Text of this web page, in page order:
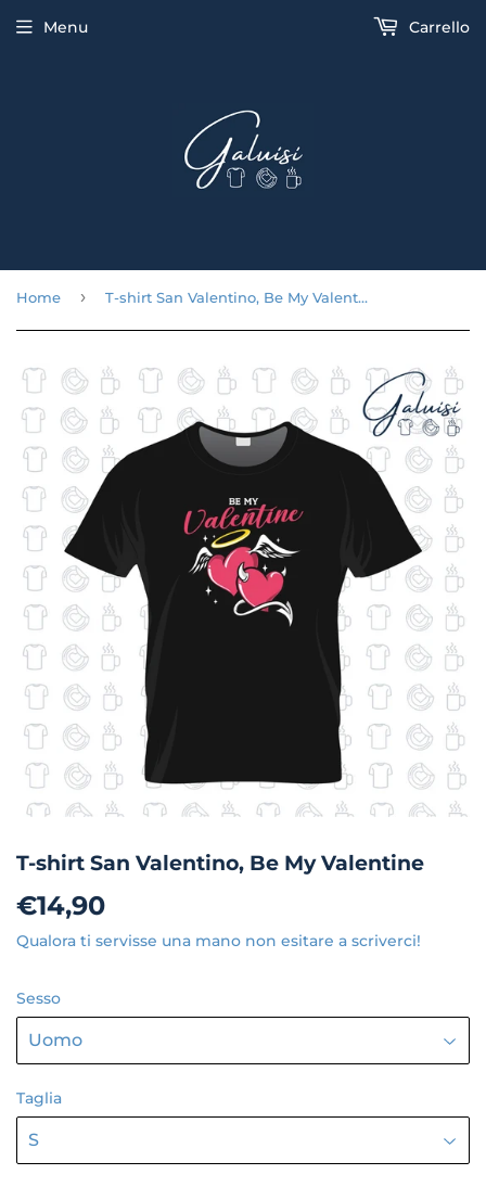
Menu Carrello
Home › T-shirt San Valentino, Be My Valentine
T-shirt San Valentino, Be My Valentine
€14,90
Qualora ti servisse una mano non esitare a scriverci!
Sesso
Taglia